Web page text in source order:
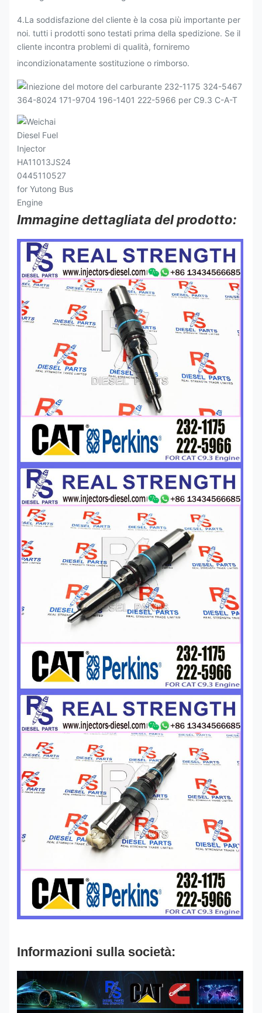
4.La soddisfazione del cliente è la cosa più importante per
noi. tutti i prodotti sono testati prima della spedizione. Se il
cliente incontra problemi di qualità, forniremo
incondizionatamente sostituzione o rimborso.
Immagine dettagliata del prodotto:
Informazioni sulla società: